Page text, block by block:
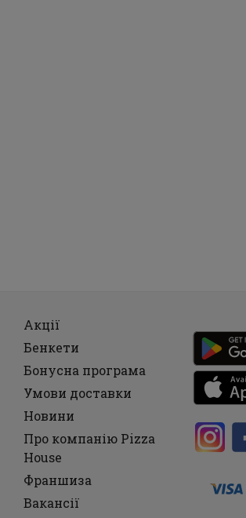
Акції
Бенкети
Бонусна програма
Умови доставки
Новини
Про компанію Pizza
House
Франшиза
Вакансії